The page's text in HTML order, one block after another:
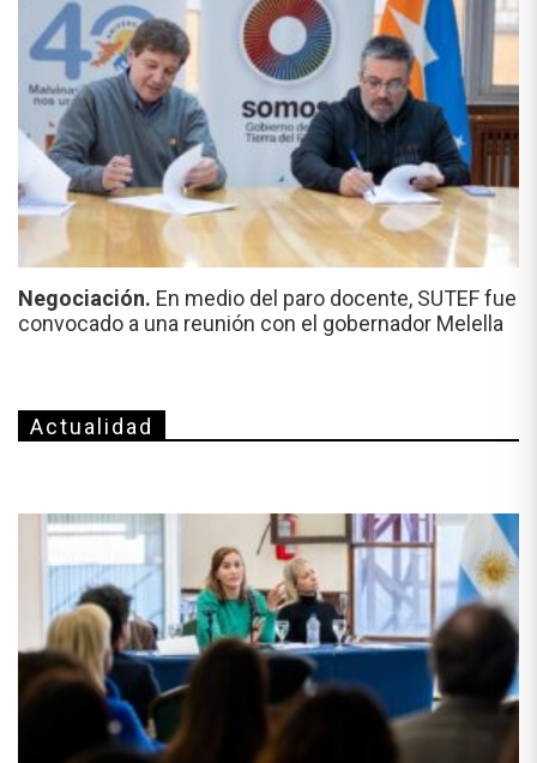
Negociación. En medio del paro docente, SUTEF fue
convocado a una reunión con el gobernador Melella
Actualidad